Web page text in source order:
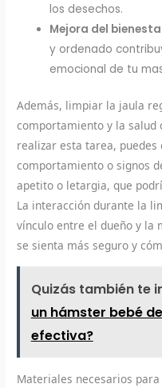
los desechos.
Mejora del
y ordenado
emocional de tu
Además, limpiar la jaula
comportamiento y la salud
realizar esta tarea,
comportamiento o signos
apetito o letargia, que
La interacción durante la
vínculo entre el dueño y la
se sienta más seguro y
Quizás también te
un hámster bebé
efectiva?
Materiales necesarios